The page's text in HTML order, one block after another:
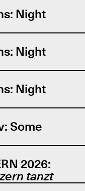
Night
Night
Night
Some
2026:
tanzt